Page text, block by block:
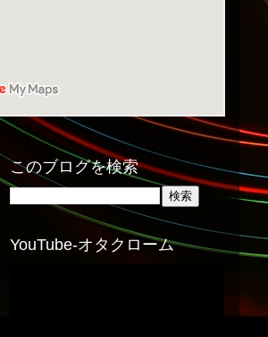
このブログを検索
YouTube-オタクローム